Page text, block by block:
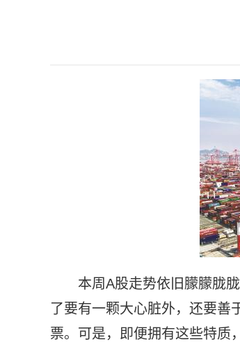
本周A股走势依旧朦朦胧
了要有一颗大心脏外，还要善
票。可是，即便拥有这些特质